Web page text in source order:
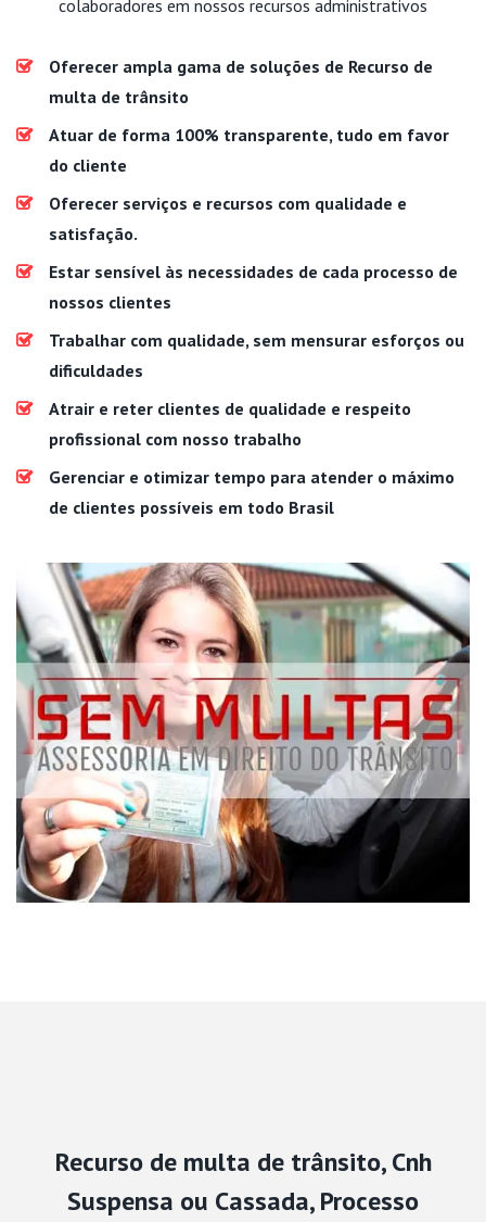
colaboradores em nossos recursos administrativos
Oferecer ampla gama de soluções de Recurso de
multa de trânsito
Atuar de forma 100% transparente, tudo em favor
do cliente
Oferecer serviços e recursos com qualidade e
satisfação.
Estar sensível às necessidades de cada processo de
nossos clientes
Trabalhar com qualidade, sem mensurar esforços ou
dificuldades
Atrair e reter clientes de qualidade e respeito
profissional com nosso trabalho
Gerenciar e otimizar tempo para atender o máximo
de clientes possíveis em todo Brasil
Recurso de multa de trânsito, Cnh
Suspensa ou Cassada, Processo